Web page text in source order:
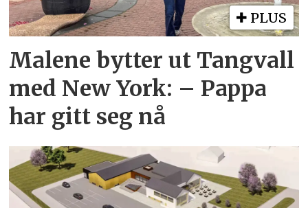
PLUS
Malene bytter ut Tangvall
med New York: – Pappa
har gitt seg nå